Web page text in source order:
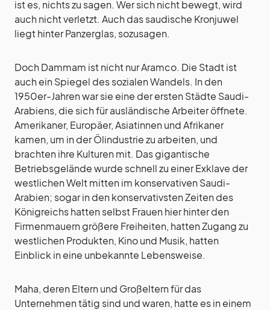
ist es, nichts zu sagen. Wer sich nicht bewegt, wird
auch nicht verletzt. Auch das saudische Kronjuwel
liegt hinter Panzerglas, sozusagen.
Doch Dammam ist nicht nur Aramco. Die Stadt ist
auch ein Spiegel des sozialen Wandels. In den
1950er-Jahren war sie eine der ersten Städte Saudi-
Arabiens, die sich für ausländische Arbeiter öffnete.
Amerikaner, Europäer, Asiatinnen und Afrikaner
kamen, um in der Ölindustrie zu arbeiten, und
brachten ihre Kulturen mit. Das gigantische
Betriebsgelände wurde schnell zu einer Exklave der
westlichen Welt mitten im konservativen Saudi-
Arabien; sogar in den konservativsten Zeiten des
Königreichs hatten selbst Frauen hier hinter den
Firmenmauern größere Freiheiten, hatten Zugang zu
westlichen Produkten, Kino und Musik, hatten
Einblick in eine unbekannte Lebensweise.
Maha, deren Eltern und Großeltern für das
Unternehmen tätig sind und waren, hatte es in einem